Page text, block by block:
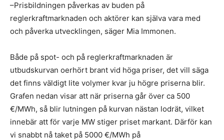
–Prisbildningen påverkas av buden på
reglerkraftmarknaden och aktörer kan själva vara med
och påverka utvecklingen, säger Mia Immonen.
Både på spot- och på reglerkraftmarknaden är
utbudskurvan oerhört brant vid höga priser, det vill säga
det finns väldigt lite volymer kvar ju högre priserna blir.
Grafen nedan visar att när priserna går över ca 500
€/MWh, så blir lutningen på kurvan nästan lodrät, vilket
innebär att för varje MW stiger priset markant. Därför kan
vi snabbt nå taket på 5000 €/MWh på